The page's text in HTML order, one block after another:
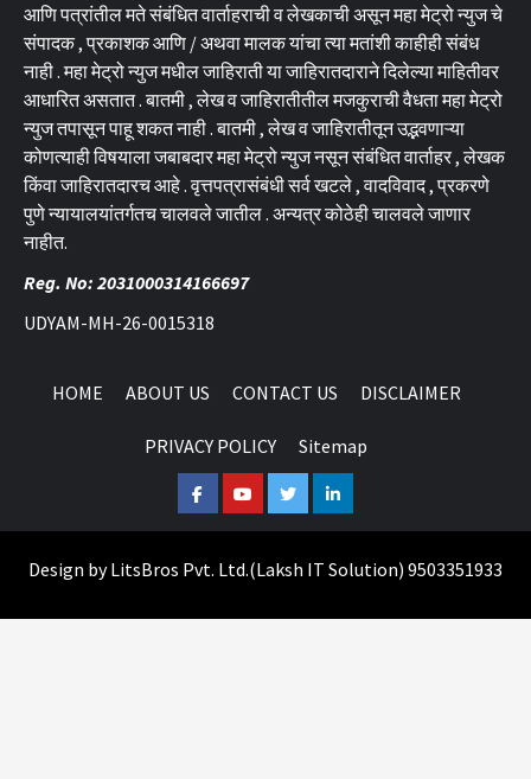
आणि पत्रांतील मते संबंधित वार्ताहराची व लेखकाची असून महा मेट्रो न्युज चे
संपादक , प्रकाशक आणि / अथवा मालक यांचा त्या मतांशी काहीही संबंध
नाही . महा मेट्रो न्युज मधील जाहिराती या जाहिरातदाराने दिलेल्या माहितीवर
आधारित असतात . बातमी , लेख व जाहिरातीतील मजकुराची वैधता महा मेट्रो
न्युज तपासून पाहू शकत नाही . बातमी , लेख व जाहिरातीतून उद्भवणाऱ्या
कोणत्याही विषयाला जबाबदार महा मेट्रो न्युज नसून संबंधित वार्ताहर , लेखक
किंवा जाहिरातदारच आहे . वृत्तपत्रासंबंधी सर्व खटले , वादविवाद , प्रकरणे
पुणे न्यायालयांतर्गतच चालवले जातील . अन्यत्र कोठेही चालवले जाणार
नाहीत.
Reg. No: 2031000314166697
UDYAM-MH-26-0015318
HOME ABOUT US CONTACT US DISCLAIMER
PRIVACY POLICY Sitemap
FacebookYoutubeTwitterLinkedin
Design byLitsBros Pvt. Ltd.(Laksh IT Solution) 9503351933